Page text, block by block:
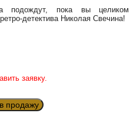
подождут, пока вы целиком
детектива Николая Свечина!
заявку.
продажу